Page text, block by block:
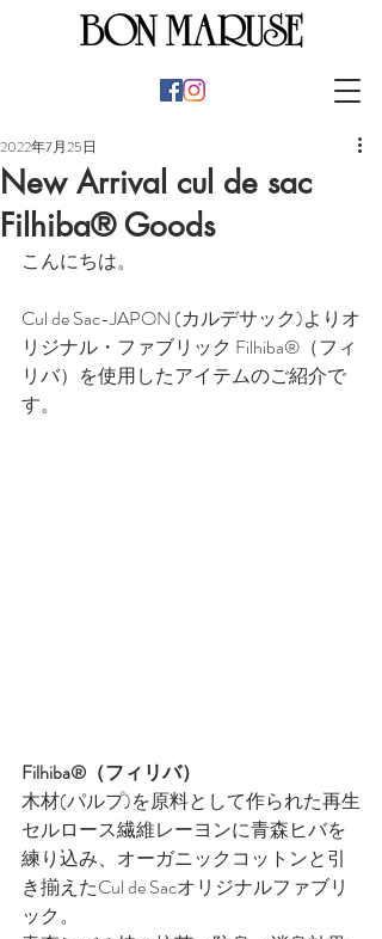
New Arrival cul de sac
Filhiba® Goods
2022年7月25日
こんにちは。
Cul de Sac-JAPON (カルデサック)よりオ
リジナル・ファブリック Filhiba®（フィ
リバ）を使用したアイテムのご紹介で
す。
Filhiba®（フィリバ）
木材(パルプ)を原料として作られた再生
セルロース繊維レーヨンに青森ヒバを
練り込み、オーガニックコットンと引
き揃えたCul de Sacオリジナルファブリ
ック。